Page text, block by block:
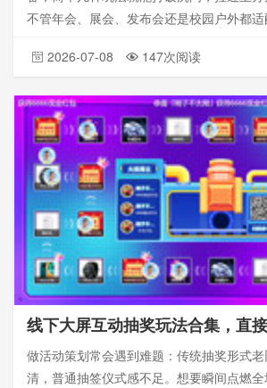
不管年会、展会、发布会还是校园户外都适
2026-07-08 147次阅读
做活动策划常会遇到难题：传统抽奖形式
清，普通抽签仪式感不足。想要瞬间点燃